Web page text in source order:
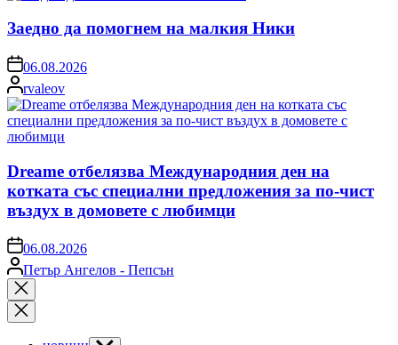
Заедно да помогнем на малкия Ники
on06.08.2026
Posted
by
rvaleov
Dreame отбелязва Международния ден на
котката със специални предложения за по-чист
въздух в домовете с любимци
on06.08.2026
Posted
by
Петър Ангелов - Пепсън
Close
search